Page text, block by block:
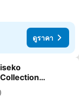
ดูราคา
ารโปรด